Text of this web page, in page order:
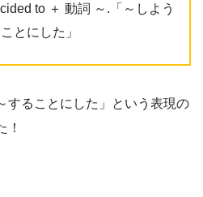
to ＋ 動詞 ～.「～しよう
とにした」
することにした」という表現の
！